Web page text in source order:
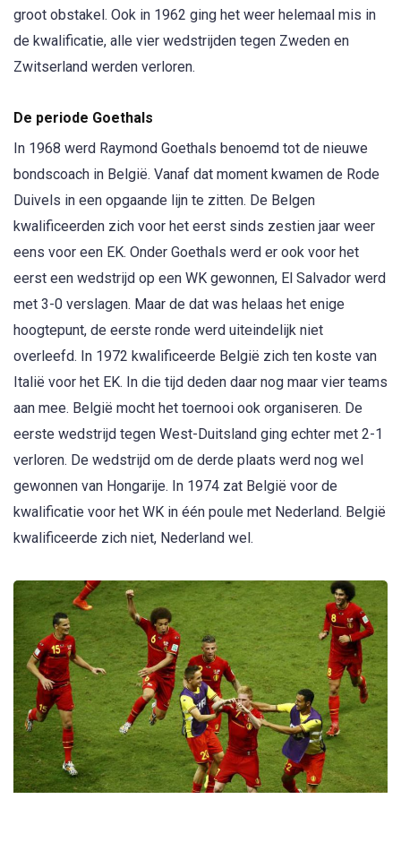
groot obstakel. Ook in 1962 ging het weer helemaal mis in
de kwalificatie, alle vier wedstrijden tegen Zweden en
Zwitserland werden verloren.
De periode Goethals
In 1968 werd Raymond Goethals benoemd tot de nieuwe
bondscoach in België. Vanaf dat moment kwamen de Rode
Duivels in een opgaande lijn te zitten. De Belgen
kwalificeerden zich voor het eerst sinds zestien jaar weer
eens voor een EK. Onder Goethals werd er ook voor het
eerst een wedstrijd op een WK gewonnen, El Salvador werd
met 3-0 verslagen. Maar de dat was helaas het enige
hoogtepunt, de eerste ronde werd uiteindelijk niet
overleefd. In 1972 kwalificeerde België zich ten koste van
Italië voor het EK. In die tijd deden daar nog maar vier teams
aan mee. België mocht het toernooi ook organiseren. De
eerste wedstrijd tegen West-Duitsland ging echter met 2-1
verloren. De wedstrijd om de derde plaats werd nog wel
gewonnen van Hongarije. In 1974 zat België voor de
kwalificatie voor het WK in één poule met Nederland. België
kwalificeerde zich niet, Nederland wel.